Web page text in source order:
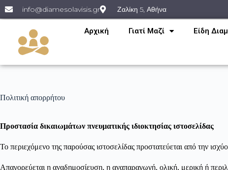
info@diamesolavisis.gr Ζαλίκη 5, Αθήνα
Αρχική Γιατί Μαζί Είδη
Πολιτική απορρήτου
Προστασία δικαιωμάτων πνευματικής ιδιοκτησίας ιστοσελίδας
Το περιεχόμενο της παρούσας ιστοσελίδας προστατεύεται από την
Απαγορεύεται η αναδημοσίευση, η αναπαραγωγή, ολική, μερική ή